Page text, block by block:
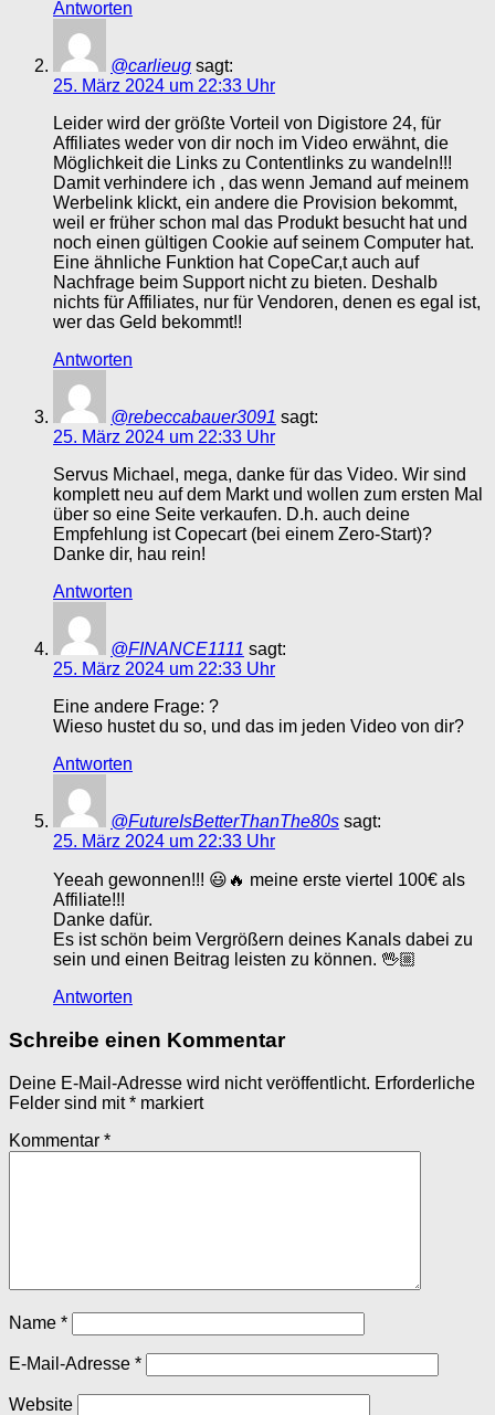
Antworten
@carlieug sagt:
25. März 2024 um 22:33 Uhr
Leider wird der größte Vorteil von Digistore 24, für
Affiliates weder von dir noch im Video erwähnt, die
Möglichkeit die Links zu Contentlinks zu wandeln!!!
Damit verhindere ich , das wenn Jemand auf meinem
Werbelink klickt, ein andere die Provision bekommt,
weil er früher schon mal das Produkt besucht hat und
noch einen gültigen Cookie auf seinem Computer hat.
Eine ähnliche Funktion hat CopeCar,t auch auf
Nachfrage beim Support nicht zu bieten. Deshalb
nichts für Affiliates, nur für Vendoren, denen es egal ist,
wer das Geld bekommt!!
Antworten
@rebeccabauer3091 sagt:
25. März 2024 um 22:33 Uhr
Servus Michael, mega, danke für das Video. Wir sind
komplett neu auf dem Markt und wollen zum ersten Mal
über so eine Seite verkaufen. D.h. auch deine
Empfehlung ist Copecart (bei einem Zero-Start)?
Danke dir, hau rein!
Antworten
@FINANCE1111 sagt:
25. März 2024 um 22:33 Uhr
Eine andere Frage: ?
Wieso hustet du so, und das im jeden Video von dir?
Antworten
@FutureIsBetterThanThe80s sagt:
25. März 2024 um 22:33 Uhr
Yeeah gewonnen!!! 😃🔥 meine erste viertel 100€ als
Affiliate!!!
Danke dafür.
Es ist schön beim Vergrößern deines Kanals dabei zu
sein und einen Beitrag leisten zu können. 🖖🏼
Antworten
Schreibe einen Kommentar
Deine E-Mail-Adresse wird nicht veröffentlicht. Erforderliche
Felder sind mit* markiert
Kommentar *
Name *
E-Mail-Adresse *
Website